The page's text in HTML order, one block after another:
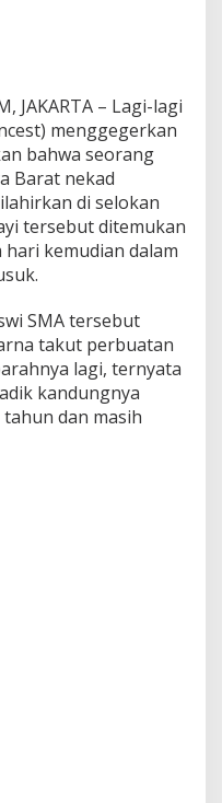
JAKARTA – Lagi-lagi
menggegerkan
bahwa seorang
Barat nekad
di selokan
tersebut ditemukan
kemudian dalam
SMA tersebut
takut perbuatan
lagi, ternyata
kandungnya
dan masih